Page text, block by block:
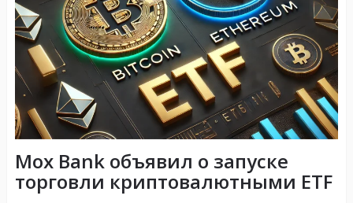
Mox Bank объявил о запуске
торговли криптовалютными ETF